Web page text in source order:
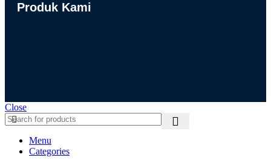
Produk Kami
Close
Menu
Categories